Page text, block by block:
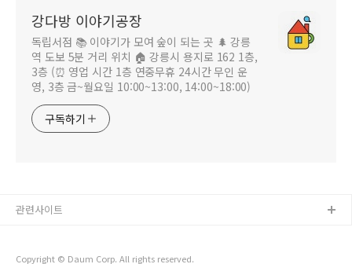
강다방 이야기공장
독립서점 📚 이야기가 모여 숲이 되는 곳 🌲 강릉
역 도보 5분 거리 위치 🏠 강릉시 용지로 162 1층,
3층 (⏰ 영업 시간 1층 연중무휴 24시간 무인 운
영, 3층 금~월요일 10:00~13:00, 14:00~18:00)
구독하기
Copyright © Daum Corp. All rights reserved.
관련사이트